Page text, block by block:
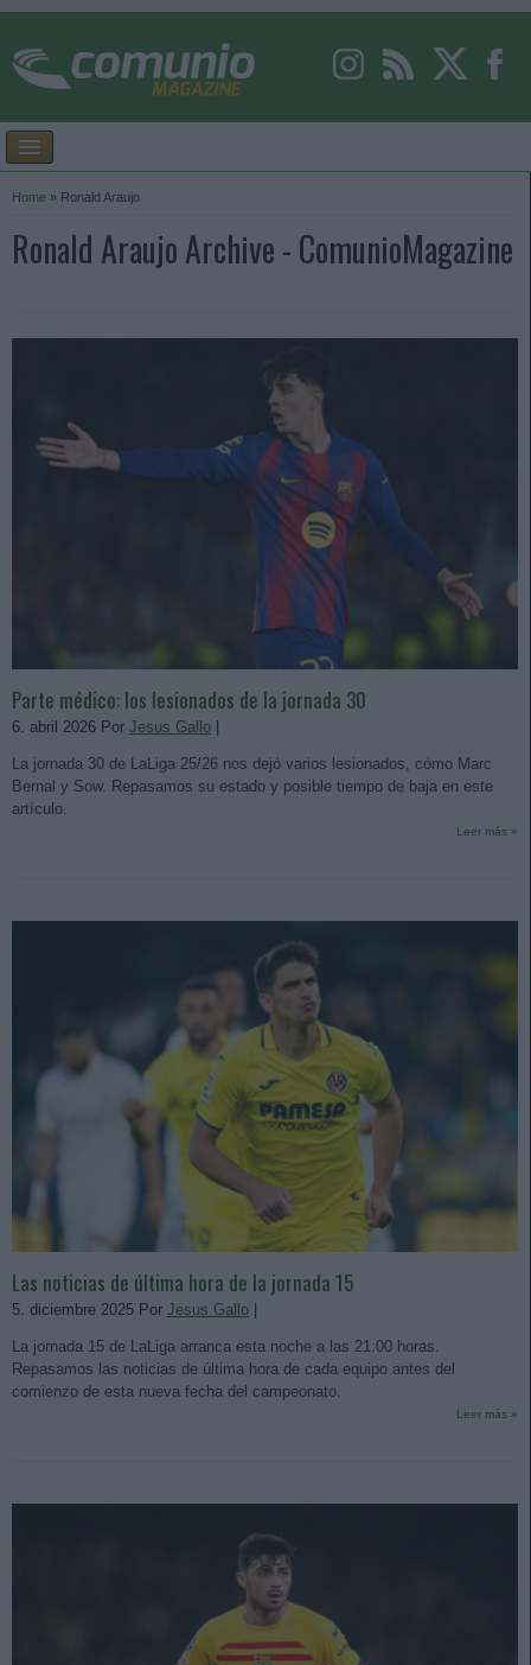
Home » Ronald Araujo
Ronald Araujo Archive - ComunioMagazine
Parte médico: los lesionados de la jornada 30
6. abril 2026 Por Jesus Gallo
La jornada 30 de LaLiga 25/26 nos dejó varios lesionados, cómo Marc
Bernal y Sow. Repasamos su estado y posible tiempo de baja en este
artículo.
Leer más »
Las noticias de última hora de la jornada 15
5. diciembre 2025 Por Jesus Gallo
La jornada 15 de LaLiga arranca esta noche a las 21:00 horas.
Repasamos las noticias de última hora de cada equipo antes del
comienzo de esta nueva fecha del campeonato.
Leer más »